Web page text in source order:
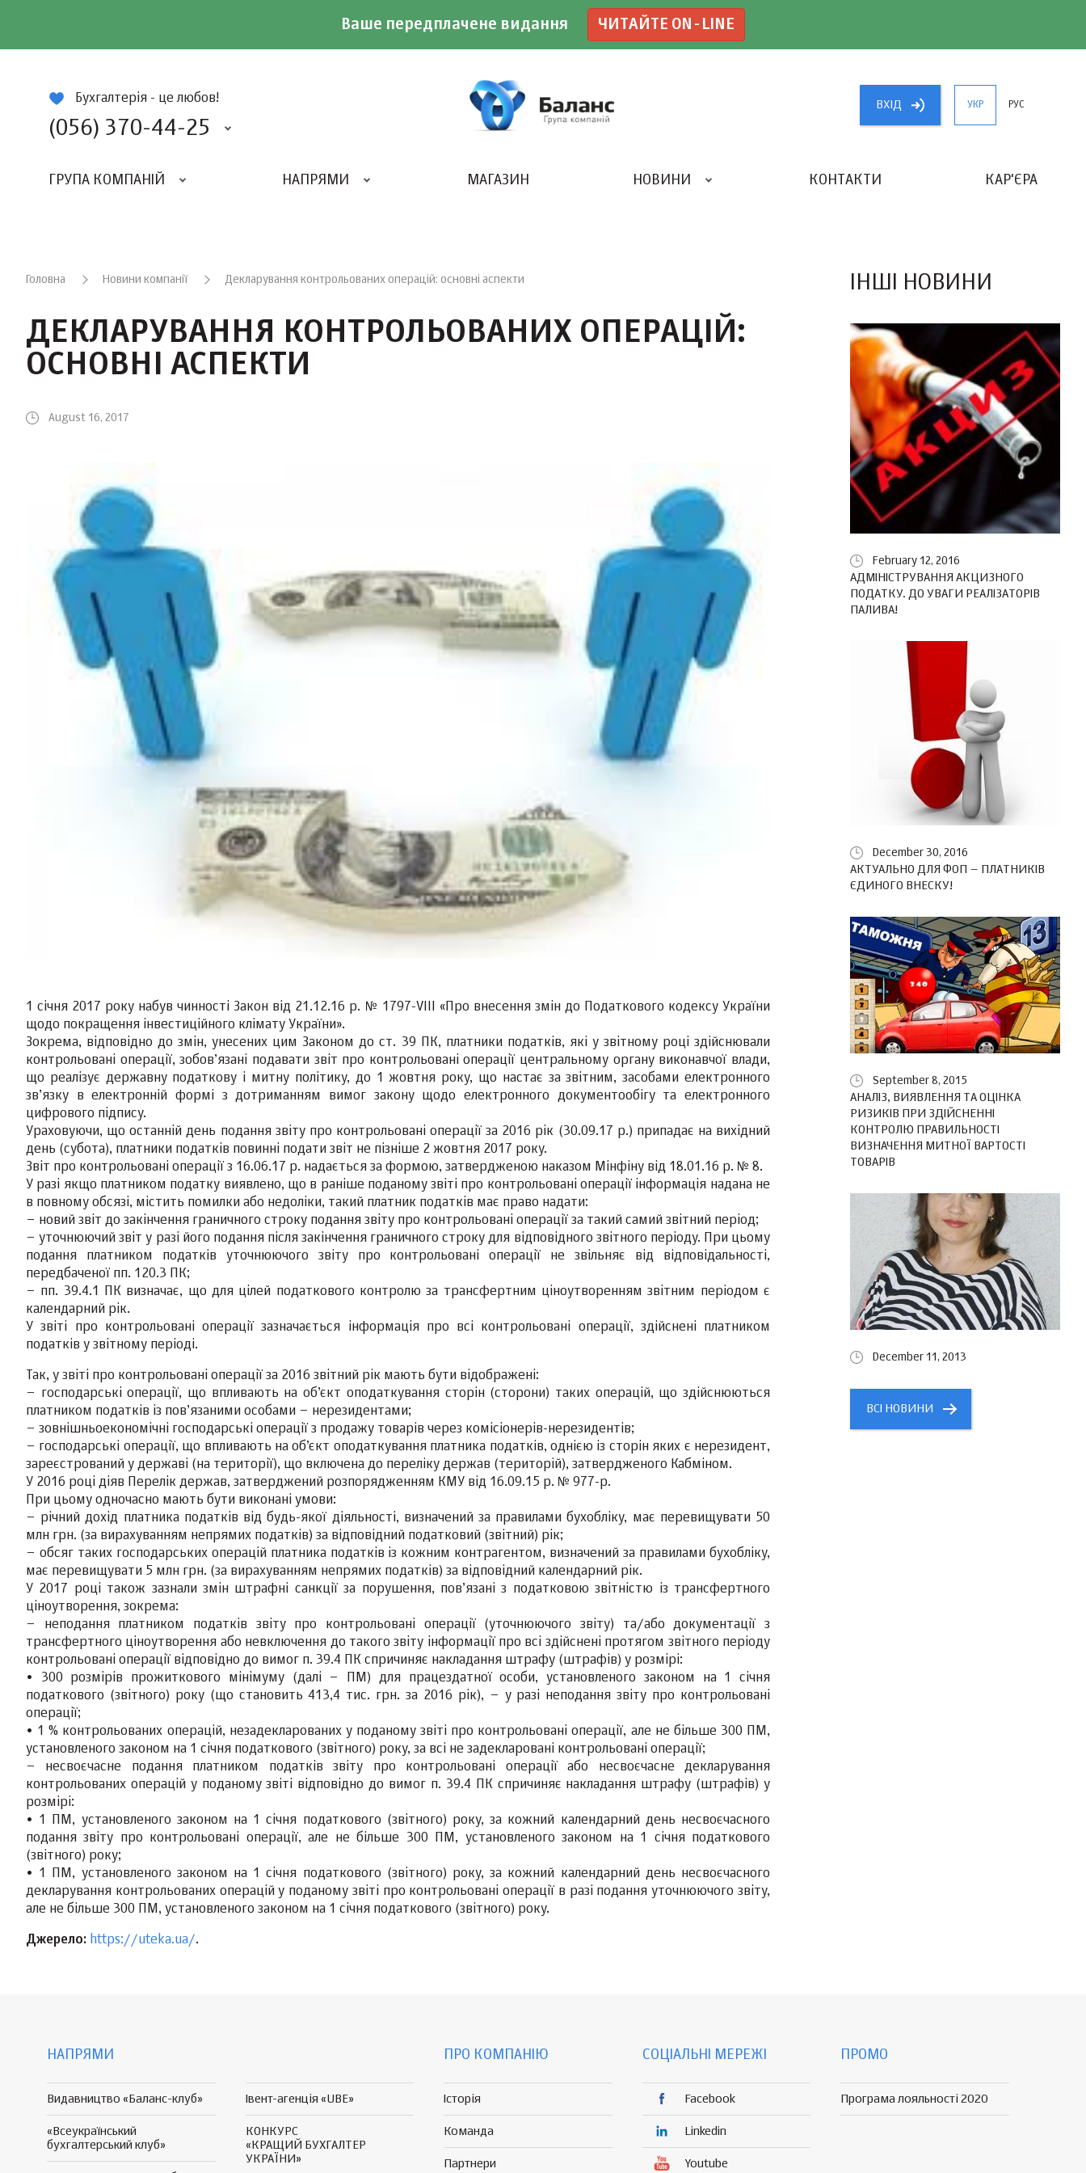
Ваше передплачене видання ЧИТАЙТЕ ON-LINE
Бухгалтерія - це любов!
(056) 370-44-25
ВХIД УКР РУС
ГРУПА КОМПАНІЙ НАПРЯМИ МАГАЗИН НОВИНИ КОНТАКТИ КАР'ЄРА
Головна Новини компанії Декларування контрольованих операцій: основні аспекти
ДЕКЛАРУВАННЯ КОНТРОЛЬОВАНИХ ОПЕРАЦІЙ:
ОСНОВНІ АСПЕКТИ
August 16, 2017
1 січня 2017 року набув чинності Закон від 21.12.16 р. № 1797-VIII «Про внесення змін до Податкового кодексу України
щодо покращення інвестиційного клімату України».
Зокрема, відповідно до змін, унесених цим Законом до ст. 39 ПК, платники податків, які у звітному році здійснювали
контрольовані операції, зобов’язані подавати звіт про контрольовані операції центральному органу виконавчої влади,
що реалізує державну податкову і митну політику, до 1 жовтня року, що настає за звітним, засобами електронного
зв’язку в електронній формі з дотриманням вимог закону щодо електронного документообігу та електронного
цифрового підпису.
Ураховуючи, що останній день подання звіту про контрольовані операції за 2016 рік (30.09.17 р.) припадає на вихідний
день (субота), платники податків повинні подати звіт не пізніше 2 жовтня 2017 року.
Звіт про контрольовані операції з 16.06.17 р. надається за формою, затвердженою наказом Мінфіну від 18.01.16 р. № 8.
У разі якщо платником податку виявлено, що в раніше поданому звіті про контрольовані операції інформація надана не
в повному обсязі, містить помилки або недоліки, такий платник податків має право надати:
– новий звіт до закінчення граничного строку подання звіту про контрольовані операції за такий самий звітний період;
– уточнюючий звіт у разі його подання після закінчення граничного строку для відповідного звітного періоду. При цьому
подання платником податків уточнюючого звіту про контрольовані операції не звільняє від відповідальності,
передбаченої пп. 120.3 ПК;
– пп. 39.4.1 ПК визначає, що для цілей податкового контролю за трансфертним ціноутворенням звітним періодом є
календарний рік.
У звіті про контрольовані операції зазначається інформація про всі контрольовані операції, здійснені платником
податків у звітному періоді.
Так, у звіті про контрольовані операції за 2016 звітний рік мають бути відображені:
– господарські операції, що впливають на об’єкт оподаткування сторін (сторони) таких операцій, що здійснюються
платником податків із пов’язаними особами – нерезидентами;
– зовнішньоекономічні господарські операції з продажу товарів через комісіонерів-нерезидентів;
– господарські операції, що впливають на об’єкт оподаткування платника податків, однією із сторін яких є нерезидент,
зареєстрований у державі (на території), що включена до переліку держав (територій), затвердженого Кабміном.
У 2016 році діяв Перелік держав, затверджений розпорядженням КМУ від 16.09.15 р. № 977-р.
При цьому одночасно мають бути виконані умови:
– річний дохід платника податків від будь-якої діяльності, визначений за правилами бухобліку, має перевищувати 50
млн грн. (за вирахуванням непрямих податків) за відповідний податковий (звітний) рік;
– обсяг таких господарських операцій платника податків із кожним контрагентом, визначений за правилами бухобліку,
має перевищувати 5 млн грн. (за вирахуванням непрямих податків) за відповідний календарний рік.
У 2017 році також зазнали змін штрафні санкції за порушення, пов’язані з податковою звітністю із трансфертного
ціноутворення, зокрема:
– неподання платником податків звіту про контрольовані операції (уточнюючого звіту) та/або документації з
трансфертного ціноутворення або невключення до такого звіту інформації про всі здійснені протягом звітного періоду
контрольовані операції відповідно до вимог п. 39.4 ПК спричиняє накладання штрафу (штрафів) у розмірі:
• 300 розмірів прожиткового мінімуму (далі – ПМ) для працездатної особи, установленого законом на 1 січня
податкового (звітного) року (що становить 413,4 тис. грн. за 2016 рік), – у разі неподання звіту про контрольовані
операції;
• 1 % контрольованих операцій, незадекларованих у поданому звіті про контрольовані операції, але не більше 300 ПМ,
установленого законом на 1 січня податкового (звітного) року, за всі не задекларовані контрольовані операції;
– несвоєчасне подання платником податків звіту про контрольовані операції або несвоєчасне декларування
контрольованих операцій у поданому звіті відповідно до вимог п. 39.4 ПК спричиняє накладання штрафу (штрафів) у
розмірі:
• 1 ПМ, установленого законом на 1 січня податкового (звітного) року, за кожний календарний день несвоєчасного
подання звіту про контрольовані операції, але не більше 300 ПМ, установленого законом на 1 січня податкового
(звітного) року;
• 1 ПМ, установленого законом на 1 січня податкового (звітного) року, за кожний календарний день несвоєчасного
декларування контрольованих операцій у поданому звіті про контрольовані операції в разі подання уточнюючого звіту,
але не більше 300 ПМ, установленого законом на 1 січня податкового (звітного) року.
Джерело: https://uteka.ua/.
ІНШІ НОВИНИ
February 12, 2016
АДМІНІСТРУВАННЯ АКЦИЗНОГО
ПОДАТКУ. ДО УВАГИ РЕАЛІЗАТОРІВ
ПАЛИВА!
December 30, 2016
АКТУАЛЬНО ДЛЯ ФОП – ПЛАТНИКІВ
ЄДИНОГО ВНЕСКУ!
September 8, 2015
АНАЛІЗ, ВИЯВЛЕННЯ ТА ОЦІНКА
РИЗИКІВ ПРИ ЗДІЙСНЕННІ
КОНТРОЛЮ ПРАВИЛЬНОСТІ
ВИЗНАЧЕННЯ МИТНОЇ ВАРТОСТІ
ТОВАРІВ
December 11, 2013
ВСІ НОВИНИ
НАПРЯМИ
Видавництво «Баланс-клуб»
«Всеукраїнський
бухгалтерський клуб»
Івент-агенція «UBE»
КОНКУРС
«КРАЩИЙ БУХГАЛТЕР
УКРАЇНИ»
ПРО КОМПАНІЮ
Історія
Команда
Партнери
СОЦІАЛЬНІ МЕРЕЖІ
Facebook
Linkedin
Youtube
ПРОМО
Програма лояльності 2020